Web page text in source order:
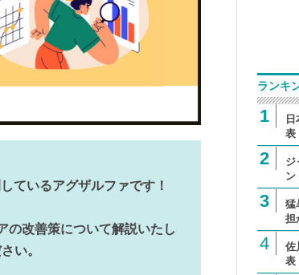
ているアグザルファです！
の改善策について解説いたし
い。
ランキ
1
表
2
ジ
ン
3
猛
担
4
佐
表